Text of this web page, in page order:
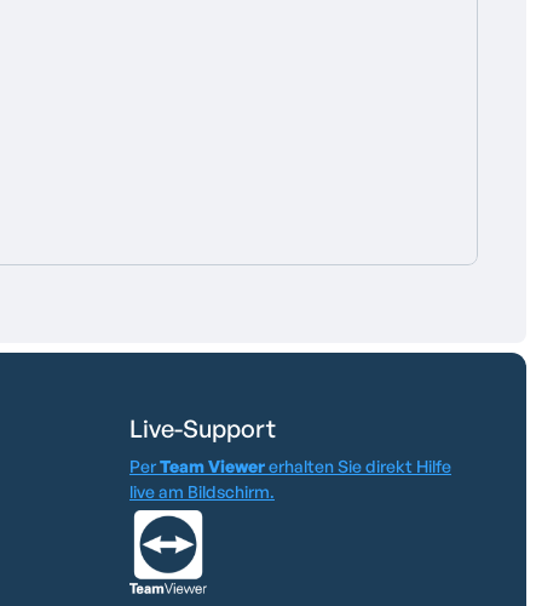
Live-Support
PerTeam Viewererhalten Sie direkt Hilfe
live am Bildschirm.